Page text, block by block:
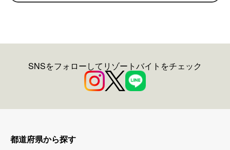
SNSをフォローしてリゾートバイトをチェック
都道府県から探す